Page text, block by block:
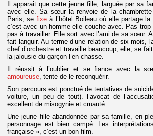
Il apparait que cette jeune fille, larguée par sa
avec elle. Sa sœur la renvoie de la chambrette
Paris, se fixe à l’hôtel Boileau où elle partage
c’est avec un homme elle couche avec. Pas
pas à travailler. Elle sort avec l’ami de sa sœur.
fait languir. Au terme d’une relation de six mois,
chef d’orchestre et travaille beaucoup, elle, se
la jalousie du garçon l’en chasse.
Il réussit à l’oublier et se fiance avec la
amoureuse, tente de le reconquérir.
Son parcours est ponctué de tentatives de
voiture, un peu de tout). l’avocat de
excellent de misogynie et cruauté..
Une jeune fille abandonnée par sa famille, en
personnage est bien campé. Les
française », c’est un bon film.